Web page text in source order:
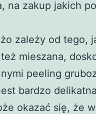
na zakup jakich
zależy od tego,
mieszana,
peeling
bardzo
okazać się, że